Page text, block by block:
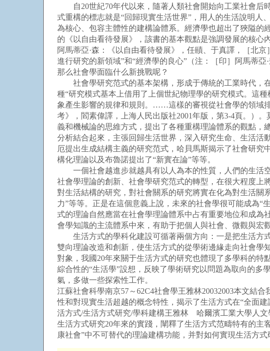
自20世紀70年代以來，隨著人類社會開始向工業社會后
式重構的標志就是“回歸現實生活世界”，用人的生活說明
為核心、包容主體性的建構論體系。經濟學也超出了狹隘的
的《以自由看待發展》，該書的基本觀點是強調發展的核心
阿馬蒂亞·森：《以自由看待發展》，任賾、于真譯，［北
進行研究的新領域”和“經濟學的良心”（注：［印］阿馬蒂
那么社會學面臨什么新挑戰呢？
社會學研究范式的基本架構，形成于傳統的工業時代，
種“研究模式基本上借用了上個世紀物理學的研究模式。這
象產生影響的規律和規則。……這樣的審視從社會學的領域
考》，閻素偉譯，上海人民出版社2001年版，第3-4頁。）
義和機械論的思維方式，提出了各種重構理論體系的觀點
分析結合起來，主張回歸生活世界，深入研究生命、生活活
厄提出生成結構主義的研究范式，哈貝馬斯揭示了社會研
構化理論以及布魯諾提出了“新實在論”等等。
一個社會越進步就越具有以人為本的性質，人們的生活
社會學理論的創新、社會學研究范式的轉型，在很大程度上
對生活結構的研究，對社會關系的研究將實在化為對生活
力”等等。正是在這個意義上說，未來的社會學很可能成為
式的理論自然應當在社會學理論體系中占有重要地位和成
會學知識的主流體系中來，有助于把個人與社會、微觀與宏
生活方式的學科化建設可循著兩個方向：一是把生活方
雙向理論改造和創新，使生活方式的從學術邊緣走向社會
對象，我國20年來關于生活方式的研究也體現了多學科的特
綜合性的“生活學”設想，反映了學術研究以問題為取向的
氣，多做一些探索性工作。
江蘇社會科學南京57～62C4社會學王雅林20032003本文結
性和對現實生活超越的概念特性，揭示了生活方式在“全面
活方式/生活方式研究/學科建構王雅林 哈爾濱工業大學人文
生活方式研究20年來的實踐，闡釋了生活方式范疇特有的
康社會”中不可替代的理論建構功能，并對如何實現生活方